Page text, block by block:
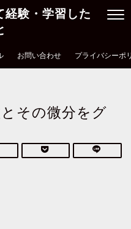
経験・学習した
お問い合わせ プライバシーポ
その微分をグ